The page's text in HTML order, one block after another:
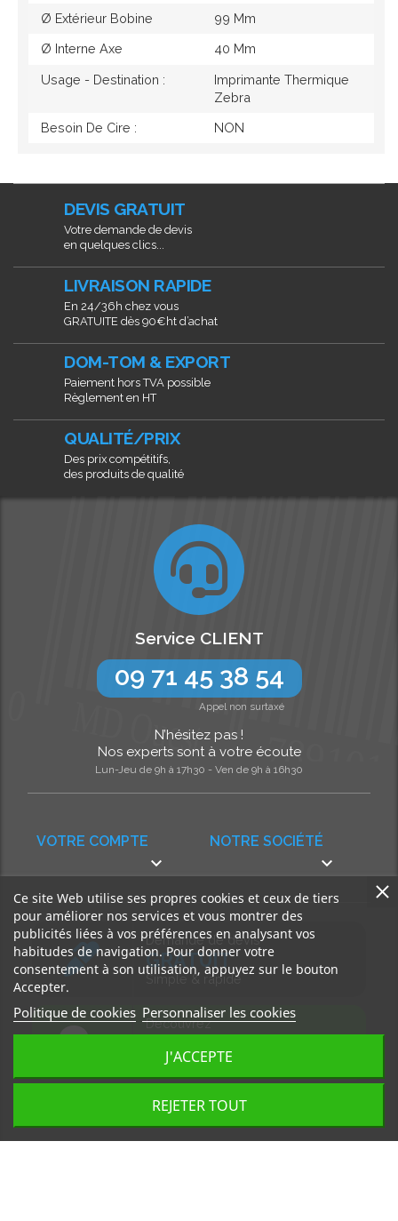
Ø Extérieur Bobine 99 Mm
Ø Interne Axe 40 Mm
Usage - Destination :
Imprimante Thermique
Zebra
Besoin De Cire : NON
DEVIS GRATUIT
Votre demande de devis
en quelques clics...
LIVRAISON RAPIDE
En 24/36h chez vous
GRATUITE dès 90€ht d’achat
DOM-TOM & EXPORT
Paiement hors TVA possible
Règlement en HT
QUALITÉ/PRIX
Des prix compétitifs,
des produits de qualité
NOTRE SOCIÉTÉ

VOTRE COMPTE

Service CLIENT
09 71 45 38 54
Appel non surtaxé
N’hésitez pas !
Nos experts sont à votre écoute
Lun-Jeu de 9h à 17h30 - Ven de 9h à 16h30
Demande de devis
GRATUIT
Simple & rapide
Découvrez
Accédez à nos articles
Ce site Web utilise ses propres cookies et ceux de tiers
pour améliorer nos services et vous montrer des
publicités liées à vos préférences en analysant vos
habitudes de navigation. Pour donner votre
consentement à son utilisation, appuyez sur le bouton
Accepter.
Politique de cookies Personnaliser les cookies
REJETER TOUT
J'ACCEPTE
Tous droits réservés, MD Ouest © 2026